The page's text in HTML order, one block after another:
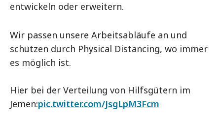
entwickeln oder erweitern.
Wir passen unsere Arbeitsabläufe an und
schützen durch Physical Distancing, wo immer
es möglich ist.
Hier bei der Verteilung von Hilfsgütern im
Jemen:pic.twitter.com/JsgLpM3Fcm